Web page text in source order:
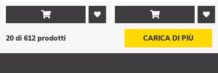
 
20 di 612 prodotti CARICA DI PIÙ